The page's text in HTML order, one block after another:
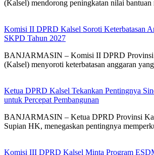
(Kalsel) mendorong peningkatan nilai
Komisi II DPRD Kalsel Soroti Keterbatasan
SKPD Tahun 2027
BANJARMASIN – Komisi II DPRD Provinsi
(Kalsel) menyoroti keterbatasan anggaran
Ketua DPRD Kalsel Tekankan Pentingnya
untuk Percepat Pembangunan
BANJARMASIN – Ketua DPRD Provinsi
Supian HK, menegaskan pentingnya
Komisi III DPRD Kalsel Minta Program